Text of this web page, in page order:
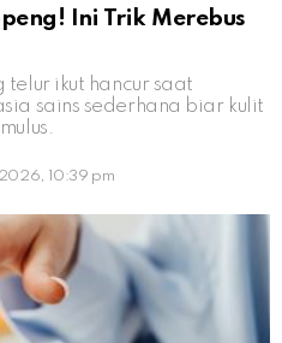
Ini Trik Merebus
ikut hancur saat
sains sederhana biar kulit
10:39 pm